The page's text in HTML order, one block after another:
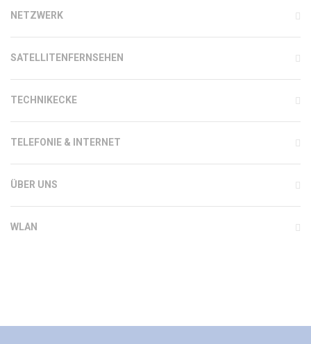
NETZWERK
SATELLITENFERNSEHEN
TECHNIKECKE
TELEFONIE & INTERNET
ÜBER UNS
WLAN